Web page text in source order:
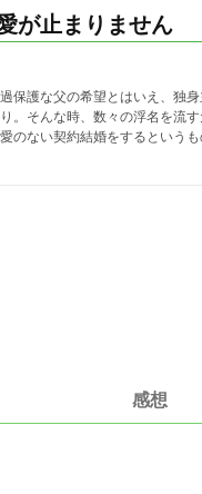
が止まりません
保護な父の希望とはいえ、独
。そんな時、数々の浮名を流
のない契約結婚をするという
感想